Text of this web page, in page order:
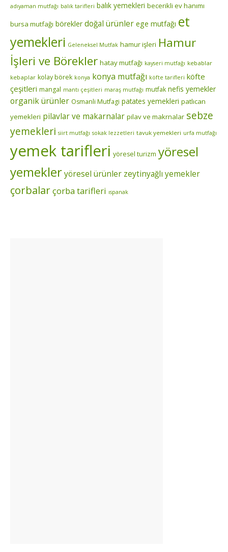
adıyaman mutfağı balık tarifleri balık yemekleri becerikli ev hanımı
bursa mutfağı börekler doğal ürünler ege mutfağı et
yemekleri Geleneksel Mutfak hamur işleri Hamur
İşleri ve Börekler hatay mutfağı kayseri mutfağı kebablar
kebaplar kolay börek konya konya mutfağı köfte tarifleri köfte
çeşitleri mangal mantı çeşitleri maraş mutfağı mutfak nefis yemekler
organik ürünler Osmanli Mutfagi patates yemekleri patlıcan
yemekleri pilavlar ve makarnalar pilav ve makrnalar sebze
yemekleri siirt mutfağı sokak lezzetleri tavuk yemekleri urfa mutfağı
yemek tarifleri yöresel turizm yöresel
yemekleryöresel ürünler zeytinyağlı yemekler
çorbalarçorba tarifleri ıspanak